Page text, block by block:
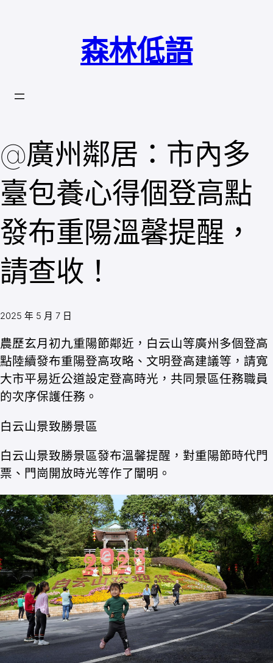
森林低語
@廣州鄰居：市內多
臺包養心得個登高點
發布重陽溫馨提醒，
請查收！
2025 年 5 月 7 日
農歷玄月初九重陽節鄰近，白云山等廣州多個登高
點陸續發布重陽登高攻略、文明登高建議等，請寬
大市平易近公道設定登高時光，共同景區任務職員
的次序保護任務。
白云山景致勝景區
白云山景致勝景區發布溫馨提醒，對重陽節時代門
票、門崗開放時光等作了闡明。